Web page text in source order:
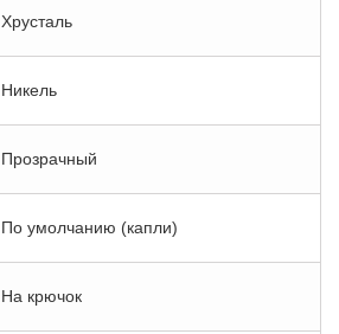
Хрусталь
Никель
Прозрачный
По умолчанию (капли)
На крючок